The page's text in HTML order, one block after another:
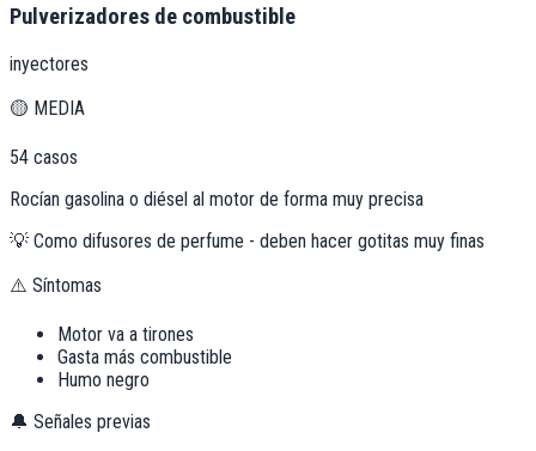
Pulverizadores de combustible
inyectores
🟡 MEDIA
54 casos
Rocían gasolina o diésel al motor de forma muy precisa
💡 Como difusores de perfume - deben hacer gotitas muy finas
⚠️ Síntomas
Motor va a tirones
Gasta más combustible
Humo negro
🔔 Señales previas